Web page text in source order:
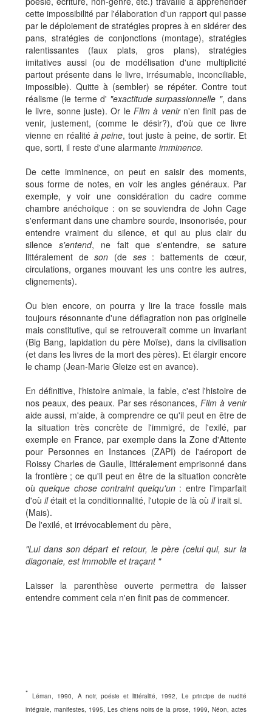
cette impossibilité par l'élaboration d'un rapport qui passe
par le déploiement de stratégies propres à en sidérer des
pans, stratégies de conjonctions (montage), stratégies
ralentissantes (faux plats, gros plans), stratégies
imitatives aussi (ou de modélisation d'une multiplicité
partout présente dans le livre, irrésumable, inconciliable,
impossible). Quitte à (sembler) se répéter. Contre tout
réalisme (le terme d' "exactitude surpassionnelle ", dans
le livre, sonne juste). Or le Film à venirn'en finit pas de
venir, justement, (comme le désir?), d'où que ce livre
vienne en réalité à peine, tout juste à peine, de sortir. Et
que, sorti, il reste d'une alarmante imminence.
De cette imminence, on peut en saisir des moments,
sous forme de notes, en voir les angles généraux. Par
exemple, y voir une considération du cadre comme
chambre anéchoïque : on se souviendra de John Cage
s'enfermant dans une chambre sourde, insonorisée, pour
entendre vraiment du silence, et qui au plus clair du
silence s'entend, ne fait que s'entendre, se sature
littéralement deson (de ses: battements de cœur,
circulations, organes mouvant les uns contre les autres,
clignements).
Ou bien encore, on pourra y lire la trace fossile mais
toujours résonnante d'une déflagration non pas originelle
mais constitutive, qui se retrouverait comme un invariant
(Big Bang, lapidation du père Moïse), dans la civilisation
(et dans les livres de la mort des pères). Et élargir encore
le champ (Jean-Marie Gleize est en avance).
En définitive, l'histoire animale, la fable, c'est l'histoire de
nos peaux, des peaux. Par ses résonances,Film à venir
aide aussi, m'aide, à comprendre ce qu'il peut en être de
la situation très concrète de l'immigré, de l'exilé, par
exemple en France, par exemple dans la Zone d'Attente
pour Personnes en Instances (ZAPI) de l'aéroport de
Roissy Charles de Gaulle, littéralement emprisonné dans
la frontière ; ce qu'il peut en être de la situation concrète
oùquelque chose contraint quelqu'un : entre l'imparfait
d'où ilétait et la conditionnalité, l'utopie de là où ilirait si.
(Mais).
De l'exilé, et irrévocablement du père,
"Lui dans son départ et retour, le père (celui qui, sur la
diagonale, est immobile et traçant "
Laisser la parenthèse ouverte permettra de laisser
entendre comment cela n'en finit pas de commencer.
* Léman, 1990, A noir, poésie et littéralité, 1992, Le principe de nudité
intégrale, manifestes, 1995, Les chiens noirs de la prose, 1999, Néon, actes